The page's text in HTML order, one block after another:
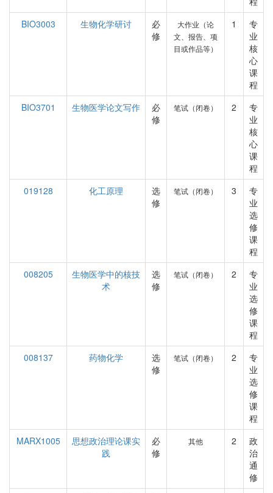
BIO3003
生物化学研讨
必
修
大作业（论
文、报告、项
目或作品等）
1
专
业
核
心
课
程
BIO3701
生物医学论文写作
必
修
笔试（闭卷） 2
专
业
核
心
课
程
019128
化工原理
选
修
笔试（闭卷） 3
专
业
选
修
课
程
008205
生物医学中的核技
术
选
修
笔试（闭卷） 2
专
业
选
修
课
程
008137
药物化学
选
修
笔试（闭卷） 2
专
业
选
修
课
程
MARX1005
思想政治理论课实
践
必
修
其他 2
政
治
通
修